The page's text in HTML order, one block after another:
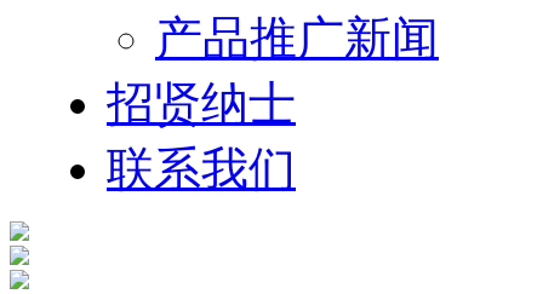
产品推广新闻
招贤纳士
联系我们